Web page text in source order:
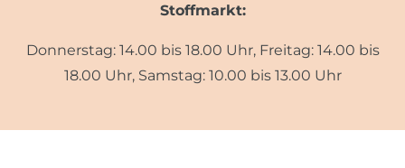
Stoffmarkt:
Donnerstag: 14.00 bis 18.00 Uhr, Freitag: 14.00 bis
18.00 Uhr, Samstag: 10.00 bis 13.00 Uhr